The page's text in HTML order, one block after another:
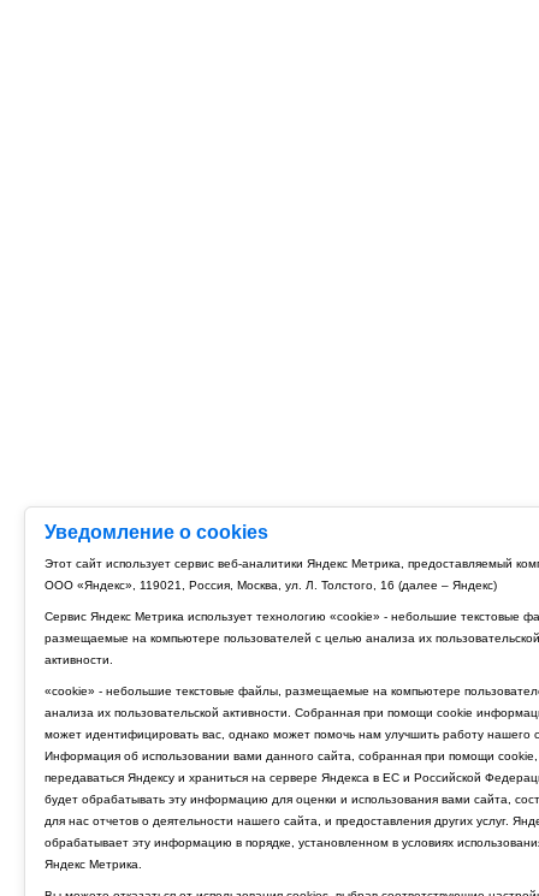
Уведомление о cookies
Этот сайт использует сервис веб-аналитики Яндекс Метрика, предоставляемый
ООО «Яндекс», 119021, Россия, Москва, ул. Л. Толстого, 16 (далее – Яндекс)
Сервис Яндекс Метрика использует технологию «cookie» - небольшие текстовые
размещаемые на компьютере пользователей с целью анализа их пользовательской
активности.
«cookie» - небольшие текстовые файлы, размещаемые на компьютере
анализа их пользовательской активности. Собранная при помощи cookie
может идентифицировать вас, однако может помочь нам улучшить работу нашего
Информация об использовании вами данного сайта, собранная при помощи cookie,
передаваться Яндексу и храниться на сервере Яндекса в ЕС и Российской
будет обрабатывать эту информацию для оценки и использования вами сайта,
для нас отчетов о деятельности нашего сайта, и предоставления других услуг.
обрабатывает эту информацию в порядке, установленном в условиях
Яндекс Метрика.